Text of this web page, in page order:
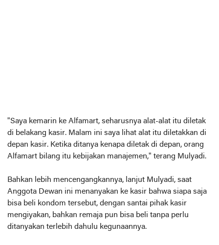
"Saya kemarin ke Alfamart, seharusnya alat-alat itu diletak
di belakang kasir. Malam ini saya lihat alat itu diletakkan di
depan kasir. Ketika ditanya kenapa diletak di depan, orang
Alfamart bilang itu kebijakan manajemen," terang Mulyadi.
Bahkan lebih mencengangkannya, lanjut Mulyadi, saat
Anggota Dewan ini menanyakan ke kasir bahwa siapa saja
bisa beli kondom tersebut, dengan santai pihak kasir
mengiyakan, bahkan remaja pun bisa beli tanpa perlu
ditanyakan terlebih dahulu kegunaannya.